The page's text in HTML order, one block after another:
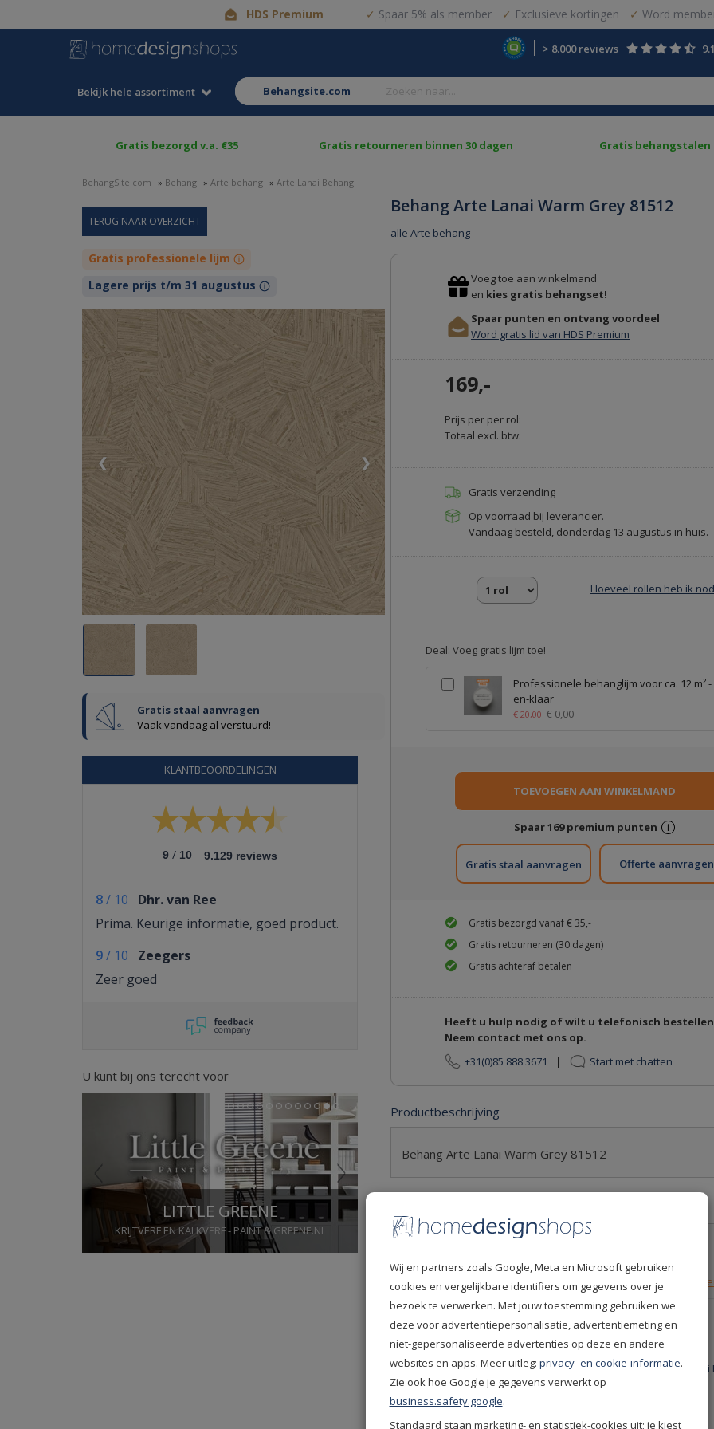
HDS Premium Spaar 5% als member Exclusieve kortingen Word
> 8.000 reviews
Bekijk hele assortiment behangsite.com
Gratis bezorgd v.a. €35 Gratis retourneren binnen 30 dagen Gratis behangstalen
BehangSite.com » Behang » Arte behang » Arte Lanai Behang
Behang Arte Lanai Warm Grey 81512
alle Arte behang
Gratis professionele lijm
Lagere prijs t/m 31 augustus
❮ ❯
Gratis staal aanvragen
Vaak vandaag al verstuurd!
KLANTBEOORDELINGEN
9 / 10 9.129 reviews
8/ 10
Dhr. van Ree
Prima. Keurige informatie, goed product.
9/ 10
Zeegers
Zeer goed
U kunt bij ons terecht voor
LITTLE GREENE
KRIJTVERF EN KALKVERF - PAINT & GREENE.NL
Next
1 2 3 4 6 7 8 9 1011 12
Voeg toe aan winkelmand
en kies gratis behangset!
Spaar punten en ontvang voordeel
Word gratis lid van HDS Premium
169,-
Prijs per per rol:
Totaal excl. btw:
Gratis verzending
Op voorraad bij leverancier.
Vandaag besteld, donderdag 13 augustus in huis.
Hoeveel rollen heb ik
Deal: Voeg gratis lijm toe!
Professionele behanglijm voor ca. 12 m²
en-klaar
€ 20,00 € 0,00
Spaar169premium punten i
Gratis staal aanvragen
Gratis bezorgd vanaf € 35,-
Gratis retourneren (30 dagen)
Gratis achteraf betalen
Heeft u hulp nodig of wilt u telefonisch
Neem contact met ons op.
+31(0)85 888 3671
| Start met chatten
Productbeschrijving
Behang Arte Lanai Warm Grey 81512
Levertijd
Leverdatum
13-08-2026
Retourvoorwaarden
30 dagen gratis
81512
5414917204539
Productgroep
Arte behang - Arte Lanai
Kleur
Taupe
Merken
Wij en partners zoals Google, Meta en Microsoft gebruiken
cookies en vergelijkbare identifiers om gegevens over je
bezoek te verwerken. Met jouw toestemming gebruiken we
deze voor advertentiepersonalisatie, advertentiemeting en
niet-gepersonaliseerde advertenties op deze en andere
websites en apps. Meer uitleg: privacy- en cookie-informatie.
Zie ook hoe Google je gegevens verwerkt op
business.safety.google.
Standaard staan marketing- en statistiek-cookies uit; je kiest